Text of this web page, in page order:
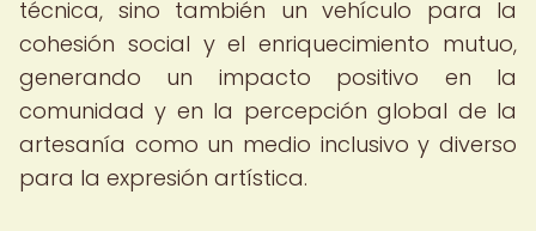
técnica, sino también un vehículo para la
cohesión social y el enriquecimiento mutuo,
generando un impacto positivo en la
comunidad y en la percepción global de la
artesanía como un medio inclusivo y diverso
para la expresión artística.